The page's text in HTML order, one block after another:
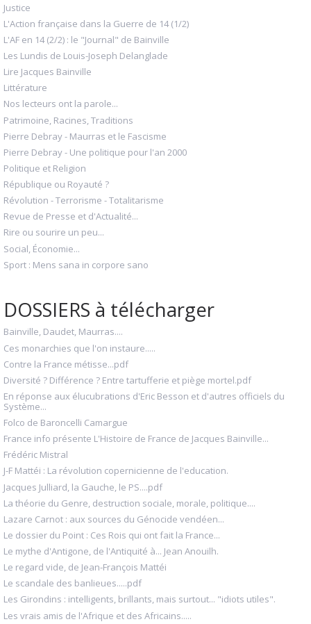
Justice
L'Action française dans la Guerre de 14 (1/2)
L'AF en 14 (2/2) : le "Journal" de Bainville
Les Lundis de Louis-Joseph Delanglade
Lire Jacques Bainville
Littérature
Nos lecteurs ont la parole...
Patrimoine, Racines, Traditions
Pierre Debray - Maurras et le Fascisme
Pierre Debray - Une politique pour l'an 2000
Politique et Religion
République ou Royauté ?
Révolution - Terrorisme - Totalitarisme
Revue de Presse et d'Actualité...
Rire ou sourire un peu...
Social, Économie...
Sport : Mens sana in corpore sano
DOSSIERS à télécharger
Bainville, Daudet, Maurras....
Ces monarchies que l'on instaure.....
Contre la France métisse...pdf
Diversité ? Différence ? Entre tartufferie et piège mortel.pdf
En réponse aux élucubrations d'Eric Besson et d'autres officiels du
Système...
Folco de Baroncelli Camargue
France info présente L'Histoire de France de Jacques Bainville...
Frédéric Mistral
J-F Mattéi : La révolution copernicienne de l'education.
Jacques Julliard, la Gauche, le PS....pdf
La théorie du Genre, destruction sociale, morale, politique....
Lazare Carnot : aux sources du Génocide vendéen...
Le dossier du Point : Ces Rois qui ont fait la France...
Le mythe d'Antigone, de l'Antiquité à... Jean Anouilh.
Le regard vide, de Jean-François Mattéi
Le scandale des banlieues.....pdf
Les Girondins : intelligents, brillants, mais surtout... "idiots utiles".
Les vrais amis de l'Afrique et des Africains.....